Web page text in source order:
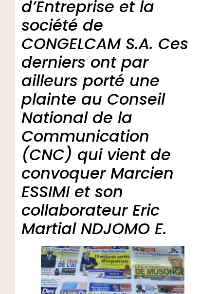
d’Entreprise et la
société de
CONGELCAM S.A. Ces
derniers ont par
ailleurs porté une
plainte au Conseil
National de la
Communication
(CNC) qui vient de
convoquer Marcien
ESSIMI et son
collaborateur Eric
Martial NDJOMO E.